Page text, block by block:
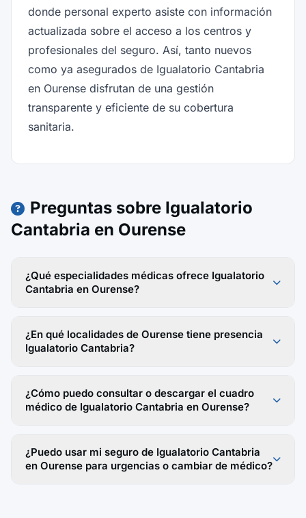
donde personal experto asiste con información
actualizada sobre el acceso a los centros y
profesionales del seguro. Así, tanto nuevos
como ya asegurados de Igualatorio Cantabria
en Ourense disfrutan de una gestión
transparente y eficiente de su cobertura
sanitaria.
Preguntas sobre Igualatorio
Cantabria en Ourense
¿Qué especialidades médicas ofrece Igualatorio
Cantabria en Ourense?
¿En qué localidades de Ourense tiene presencia
Igualatorio Cantabria?
¿Cómo puedo consultar o descargar el cuadro
médico de Igualatorio Cantabria en Ourense?
¿Puedo usar mi seguro de Igualatorio Cantabria
en Ourense para urgencias o cambiar de médico?